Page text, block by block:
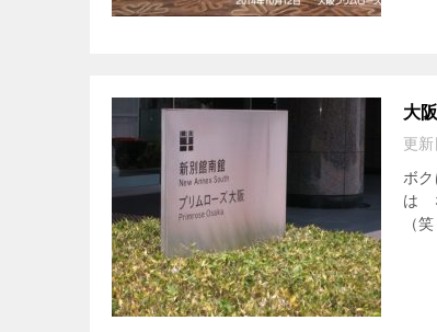
大
更新
ボ
は
（